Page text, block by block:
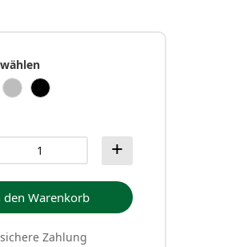
den Warenkorb
Zahlung